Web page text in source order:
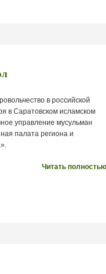
в российской
в Саратовском исламском
управление мусульман
палата региона и
Читать